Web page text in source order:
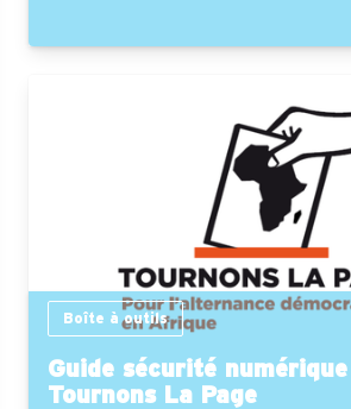
Boîte à outils
Guide sécurité
Tournons La Page